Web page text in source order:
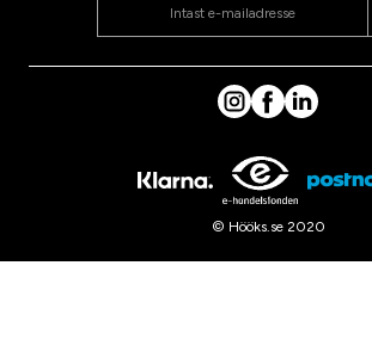
© Hööks.se 2020